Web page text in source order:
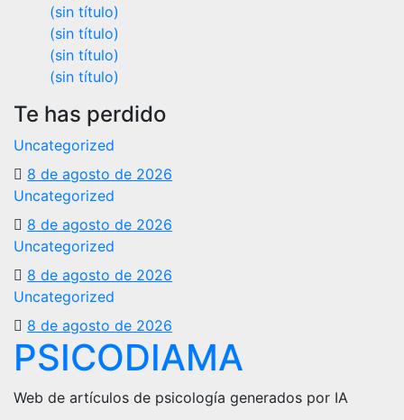
(sin título)
(sin título)
(sin título)
(sin título)
Te has perdido
Uncategorized
8 de agosto de 2026
Uncategorized
8 de agosto de 2026
Uncategorized
8 de agosto de 2026
Uncategorized
8 de agosto de 2026
PSICODIAMA
Web de artículos de psicología generados por IA